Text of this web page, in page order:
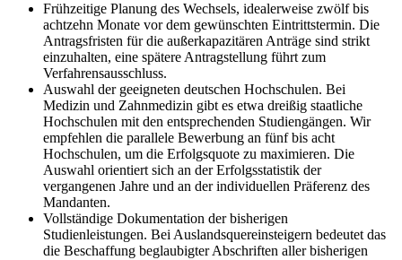
Frühzeitige Planung des Wechsels, idealerweise zwölf bis
achtzehn Monate vor dem gewünschten Eintrittstermin. Die
Antragsfristen für die außerkapazitären Anträge sind strikt
einzuhalten, eine spätere Antragstellung führt zum
Verfahrensausschluss.
Auswahl der geeigneten deutschen Hochschulen. Bei
Medizin und Zahnmedizin gibt es etwa dreißig staatliche
Hochschulen mit den entsprechenden Studiengängen. Wir
empfehlen die parallele Bewerbung an fünf bis acht
Hochschulen, um die Erfolgsquote zu maximieren. Die
Auswahl orientiert sich an der Erfolgsstatistik der
vergangenen Jahre und an der individuellen Präferenz des
Mandanten.
Vollständige Dokumentation der bisherigen
Studienleistungen. Bei Auslandsquereinsteigern bedeutet das
die Beschaffung beglaubigter Abschriften aller bisherigen